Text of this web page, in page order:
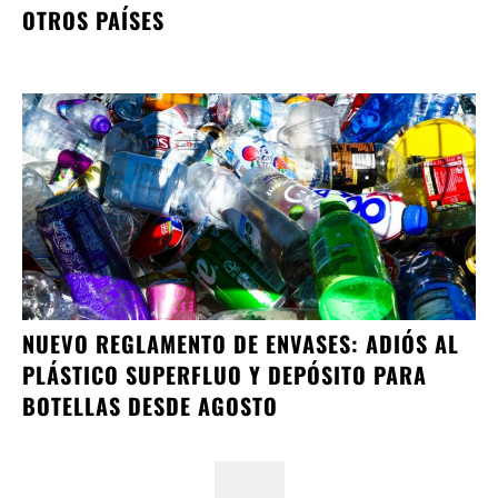
OTROS PAÍSES
NUEVO REGLAMENTO DE ENVASES: ADIÓS AL
PLÁSTICO SUPERFLUO Y DEPÓSITO PARA
BOTELLAS DESDE AGOSTO